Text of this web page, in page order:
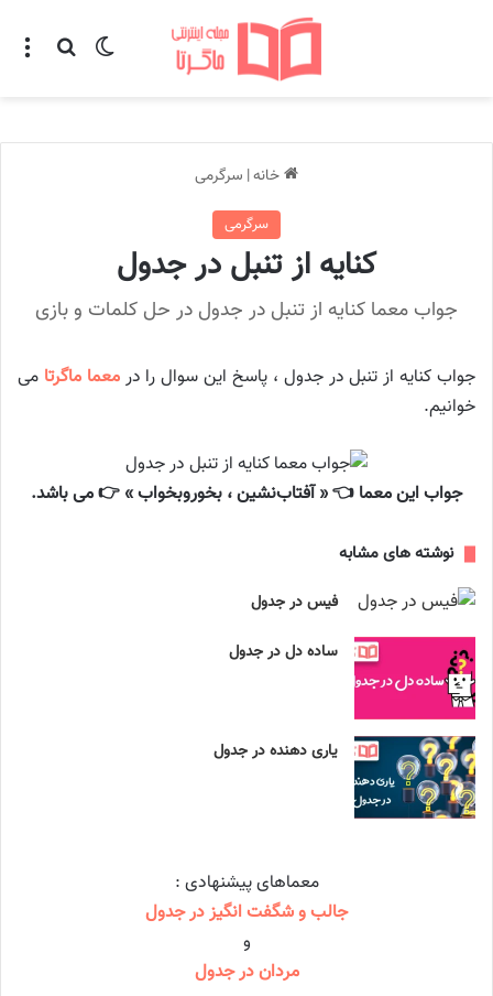
تغییر پوسته
خانه| سرگرمی
سرگرمی
کنایه از تنبل در جدول
جواب معما کنایه از تنبل در جدول در حل کلمات و بازی
جواب کنایه از تنبل در جدول ، پاسخ این سوال را درمعما ماگرتا می
خوانیم.
جواب این معما 👈 « آفتاب‌نشین ، بخوروبخواب » 👉 می باشد.
نوشته های مشابه
فیس در جدول
ساده دل در جدول
یاری دهنده در جدول
معماهای پیشنهادی :
جالب و شگفت انگیز در جدول
و
مردان در جدول